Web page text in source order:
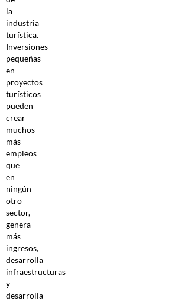
la
industria
turística.
Inversiones
pequeñas
en
proyectos
turísticos
pueden
crear
muchos
más
empleos
que
en
ningún
otro
sector,
genera
más
ingresos,
desarrolla
infraestructuras
y
desarrolla